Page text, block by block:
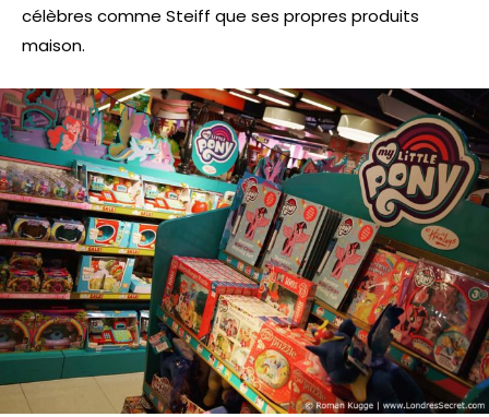
célèbres comme Steiff que ses propres produits
maison.